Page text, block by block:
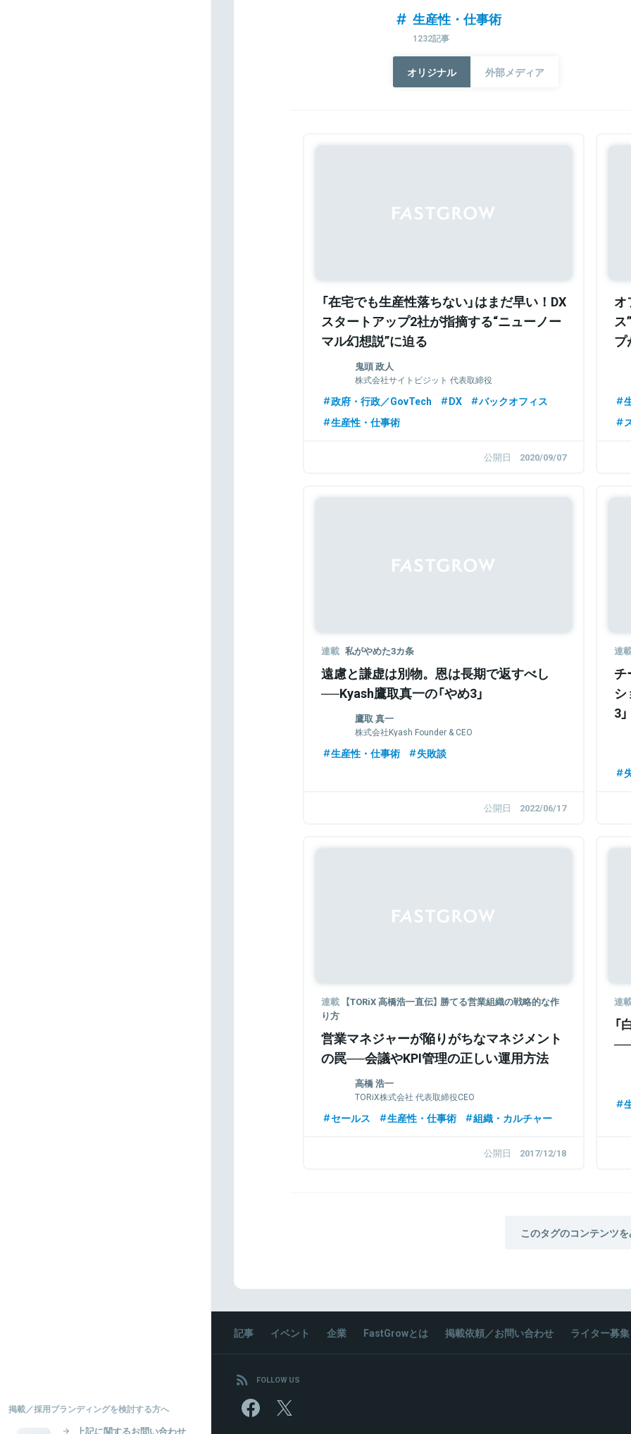
掲載／採用ブランディングを検討する方へ
上記に関するお問い合わせ
生産性・仕事術
1232記事
オリジナル 外部メディア
「在宅でも生産性落ちない」はまだ早い！DX
スタートアップ2社が指摘する“ニューノー
マル幻想説”に迫る
鬼頭 政人
株式会社サイトビジット 代表取締役
政府・行政／GovTech DX
バックオフィス
生産性・仕事術
公開日 2020/09/07
オ
ス
プ
連載 私がやめた3カ条
遠慮と謙虚は別物。恩は長期で返すべし
──Kyash鷹取真一の「やめ3」
鷹取 真一
株式会社Kyash Founder & CEO
生産性・仕事術 失敗談
公開日 2022/06/17
連
チ
3」
連載 【TORiX 高橋浩一直伝】 勝てる営業組織の戦略的な作
り方
営業マネジャーが陥りがちなマネジメント
の罠──会議やKPI管理の正しい運用方法
高橋 浩一
TORiX株式会社 代表取締役CEO
セールス 生産性・仕事術 組織・カルチャー
公開日 2017/12/18
連
このタグのコンテンツ
記事 イベント 企業 FastGrowとは 掲載依頼／お問い合わせ ライター募集
FOLLOW US